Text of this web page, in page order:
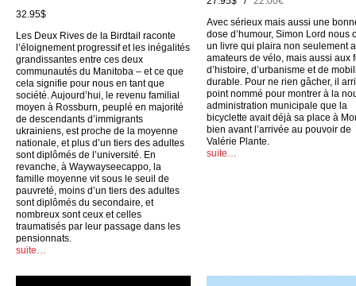
32.95$
Les Deux Rives de la Birdtail raconte
l’éloignement progressif et les inégalités
grandissantes entre ces deux
communautés du Manitoba – et ce que
cela signifie pour nous en tant que
société. Aujourd’hui, le revenu familial
moyen à Rossburn, peuplé en majorité
de descendants d’immigrants
ukrainiens, est proche de la moyenne
nationale, et plus d’un tiers des adultes
sont diplômés de l’université. En
revanche, à Waywayseecappo, la
famille moyenne vit sous le seuil de
pauvreté, moins d’un tiers des adultes
sont diplômés du secondaire, et
nombreux sont ceux et celles
traumatisés par leur passage dans les
pensionnats.
suite…
Avec sérieux mais aussi une
dose d’humour, Simon Lord nous
un livre qui plaira non seulement
amateurs de vélo, mais aussi aux
d’histoire, d’urbanisme et de
durable. Pour ne rien gâcher, il
point nommé pour montrer à la
administration municipale que la
bicyclette avait déjà sa place à
bien avant l’arrivée au pouvoir de
Valérie Plante.
suite…